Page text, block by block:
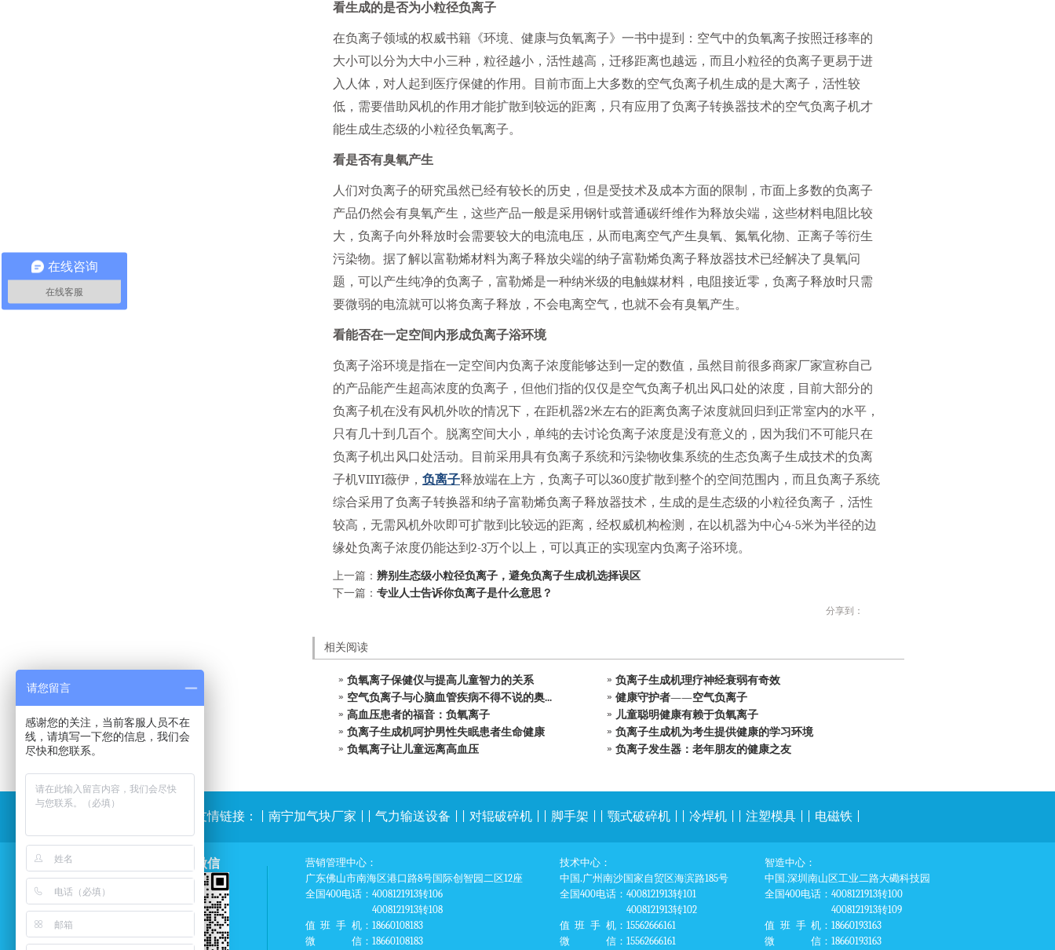
看生成的是否为小粒径负离子
在负离子领域的权威书籍《环境、健康与负氧离子》一书中提到：空气中的负氧离子按照迁移率的
大小可以分为大中小三种，粒径越小，活性越高，迁移距离也越远，而且小粒径的负离子更易于进
入人体，对人起到医疗保健的作用。目前市面上大多数的空气负离子机生成的是大离子，活性较
低，需要借助风机的作用才能扩散到较远的距离，只有应用了负离子转换器技术的空气负离子机才
能生成生态级的小粒径负氧离子。
看是否有臭氧产生
人们对负离子的研究虽然已经有较长的历史，但是受技术及成本方面的限制，市面上多数的负离子
产品仍然会有臭氧产生，这些产品一般是采用钢针或普通碳纤维作为释放尖端，这些材料电阻比较
大，负离子向外释放时会需要较大的电流电压，从而电离空气产生臭氧、氮氧化物、正离子等衍生
污染物。据了解以富勒烯材料为离子释放尖端的纳子富勒烯负离子释放器技术已经解决了臭氧问
题，可以产生纯净的负离子，富勒烯是一种纳米级的电触媒材料，电阻接近零，负离子释放时只需
要微弱的电流就可以将负离子释放，不会电离空气，也就不会有臭氧产生。
看能否在一定空间内形成负离子浴环境
负离子浴环境是指在一定空间内负离子浓度能够达到一定的数值，虽然目前很多商家厂家宣称自己
的产品能产生超高浓度的负离子，但他们指的仅仅是空气负离子机出风口处的浓度，目前大部分的
负离子机在没有风机外吹的情况下，在距机器2米左右的距离负离子浓度就回归到正常室内的水平，
只有几十到几百个。脱离空间大小，单纯的去讨论负离子浓度是没有意义的，因为我们不可能只在
负离子机出风口处活动。目前采用具有负离子系统和污染物收集系统的生态负离子生成技术的负离
子机VIIYI薇伊， 负离子释放端在上方，负离子可以360度扩散到整个的空间范围内，而且负离子系统
综合采用了负离子转换器和纳子富勒烯负离子释放器技术，生成的是生态级的小粒径负离子，活性
较高，无需风机外吹即可扩散到比较远的距离，经权威机构检测，在以机器为中心4-5米为半径的边
缘处负离子浓度仍能达到2-3万个以上，可以真正的实现室内负离子浴环境。
上一篇： 辨别生态级小粒径负离子，避免负离子生成机选择误区
下一篇： 专业人士告诉你负离子是什么意思？
分享到：
相关阅读
负氧离子保健仪与提高儿童智力的关系
负离子生成机理疗神经衰弱有奇效
空气负离子与心脑血管疾病不得不说的奥...
健康守护者——空气负离子
高血压患者的福音：负氧离子
儿童聪明健康有赖于负氧离子
负离子生成机呵护男性失眠患者生命健康
负离子生成机为考生提供健康的学习环境
负氧离子让儿童远离高血压
负离子发生器：老年朋友的健康之友
友情链接： 南宁加气块厂家 气力输送设备 对辊破碎机 脚手架 颚式破碎机 冷焊机 注塑模具 电磁铁
薇伊招商微信
营销管理中心：
广东佛山市南海区港口路8号国际创智园二区12座
全国400电话
值班手机
微信
：4008121913转106
4008121913转108
：18660108183
：18660108183
技术中心：
中国.广州南沙国家自贸区海滨路185号
全国400电话
值班手机
微信
：4008121913转101
4008121913转102
：15562666161
：15562666161
智造中心：
中国.深圳南山区工业二路大磡科技园
全国400电话
值班手机
微信
：4008121913转100
4008121913转109
：18660193163
：18660193163
在线咨询
在线客服
请您留言
感谢您的关注，当前客服人员不在
线，请填写一下您的信息，我们会
尽快和您联系。